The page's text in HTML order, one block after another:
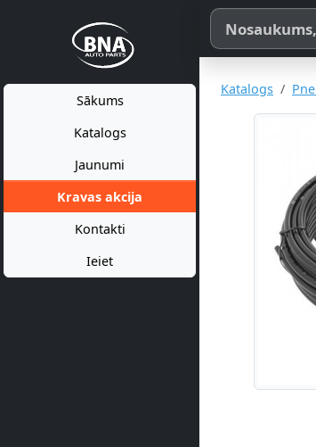
Sākums
Katalogs
Jaunumi
Kravas akcija
Kontakti
Ieiet
Meklēt pēc
Katalogs